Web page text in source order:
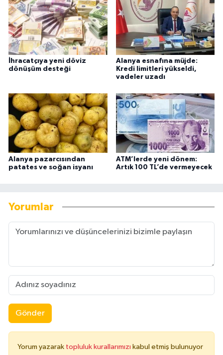
İhracatçıya yeni döviz
dönüşüm desteği
Alanya esnafına müjde:
Kredi limitleri yükseldi,
vadeler uzadı
Alanya pazarcısından
patates ve soğan isyanı
ATM’lerde yeni dönem:
Artık 100 TL’de vermeyecek
Yorumlar
Gönder
Yorum yazarak topluluk kurallarımızı kabul etmiş bulunuyor